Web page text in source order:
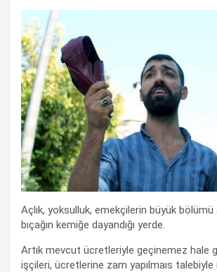
Açlık, yoksulluk, emekçilerin büyük bölümü
bıçağın kemiğe dayandığı yerde.
Artık mevcut ücretleriyle geçinemez hale
işçileri, ücretlerine zam yapılmaıs talebiyle